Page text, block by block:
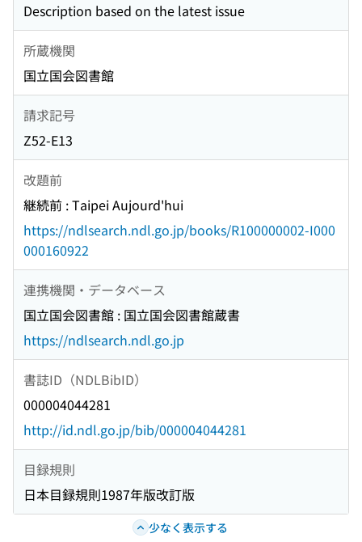
Description based on the latest issue
所蔵機関
国立国会図書館
請求記号
Z52-E13
改題前
継続前 : Taipei Aujourd'hui
https://ndlsearch.ndl.go.jp/books/R100000002-I000
000160922
連携機関・データベース
国立国会図書館 : 国立国会図書館蔵書
https://ndlsearch.ndl.go.jp
書誌ID（NDLBibID）
000004044281
http://id.ndl.go.jp/bib/000004044281
目録規則
日本目録規則1987年版改訂版
少なく表示する